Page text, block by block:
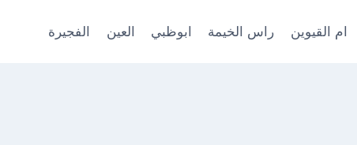
ام القيوين راس الخيمة ابوظبي العين الفجيرة